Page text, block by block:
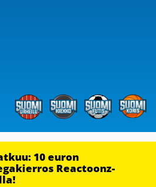
10 euron
Reactoonz-